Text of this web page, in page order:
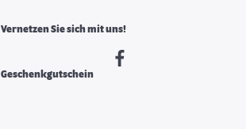
Vernetzen Sie sich mit uns!
Geschenkgutschein